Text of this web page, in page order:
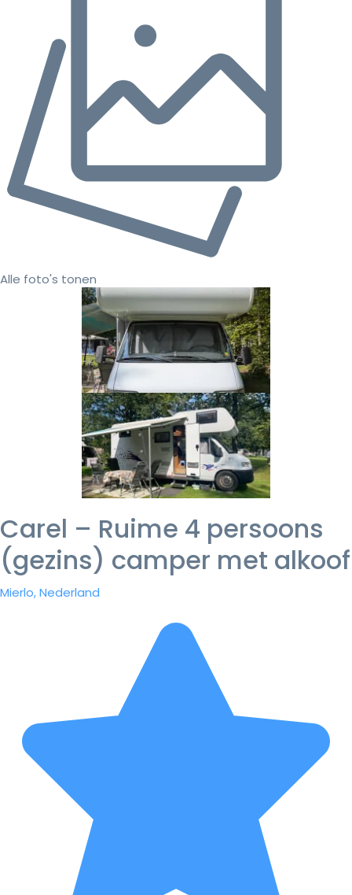
Alle foto's tonen
Carel – Ruime 4 persoons
(gezins) camper met alkoof
Mierlo, Nederland